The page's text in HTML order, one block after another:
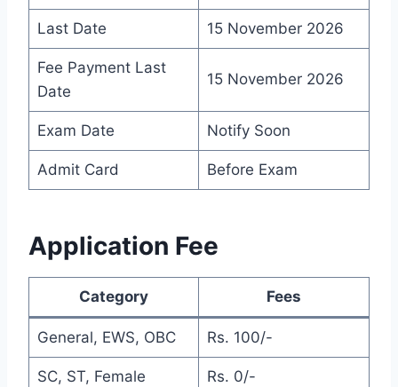
Last Date 15 November 2026
Fee Payment Last
Date
15 November 2026
Exam Date Notify Soon
Admit Card Before Exam
Application Fee
Category Fees
General, EWS, OBC Rs. 100/-
SC, ST, Female Rs. 0/-